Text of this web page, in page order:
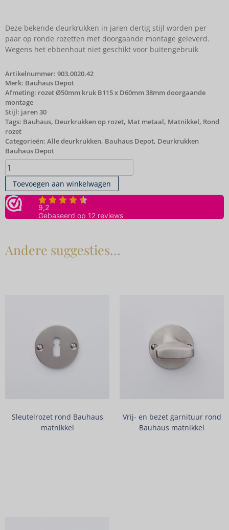
Deze bekende deurkrukken in jaren dertig stijl worden per
paar op ronde rozetten met doorgaande montage geleverd.
Wegens het ebbenhout niet geschikt voor buitengebruik
Artikelnummer: 903.0020.42
Merk: Bauhaus Depot
Afmeting: rozet Ø50mm kruk B115 x D60mm 38mm doorgaande
montage
Stijl: jaren 30
Tags: Bauhaus, Deurkrukken op rozet, Mat metaal, Matnikkel, Rond
rozet
Categorieën: Alle deurkrukken, Bauhaus Depot, Deurkrukken
Bauhaus Depot
Toevoegen aan winkelwagen
Andere suggesties…
Sleutelrozet rond Bauhaus
matnikkel
Vrij- en bezet garnituur rond
Bauhaus matnikkel